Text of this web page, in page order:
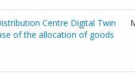
Centre Digital Twin
of the allocation of goods